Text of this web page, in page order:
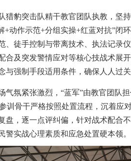
猎豹突击队精干教官团队执教，坚
+动作示范+分组实操+红蓝对抗”闭
、徒手控制与带离技术、执法记录
合及突发警情应对等核心技战术展
与强制手段适用条件，确保人人过
气氛紧张激烈，“蓝军”由教官团队
训骨干严格按照处置流程，沉着应
盘，逐一点评纠偏，针对战术配合
警实战心理素质和应急处置硬本领。